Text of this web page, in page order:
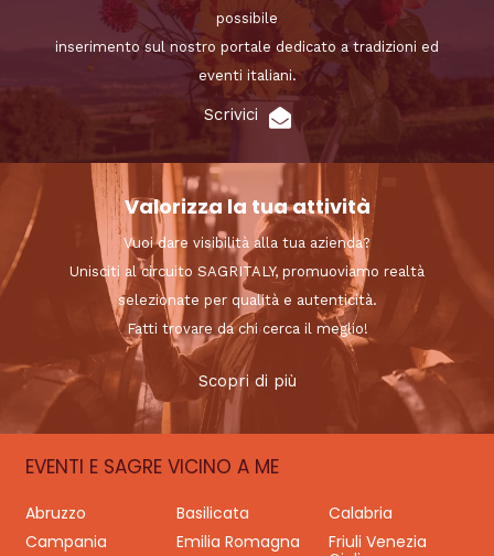
possibile
inserimento sul nostro portale dedicato a tradizioni ed
eventi italiani.
Scrivici
Valorizza la tua attività
Vuoi dare visibilità alla tua azienda?
Unisciti al circuito SAGRITALY, promuoviamo realtà
selezionate per qualità e autenticità.
Fatti trovare da chi cerca il meglio!
Scopri di più
EVENTI E SAGRE VICINO A ME
Abruzzo Basilicata
Calabria
Campania
Emilia Romagna
Friuli Venezia